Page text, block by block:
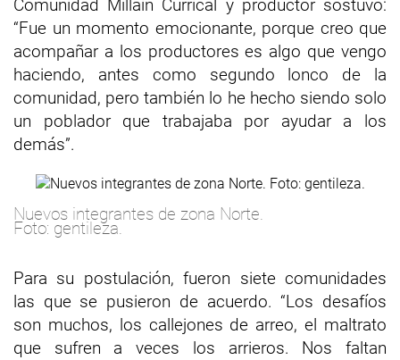
Comunidad Millaín Currical y productor sostuvo:
“Fue un momento emocionante, porque creo que
acompañar a los productores es algo que vengo
haciendo, antes como segundo lonco de la
comunidad, pero también lo he hecho siendo solo
un poblador que trabajaba por ayudar a los
demás”.
Nuevos integrantes de zona Norte.
Foto: gentileza.
Para su postulación, fueron siete comunidades
las que se pusieron de acuerdo. “Los desafíos
son muchos, los callejones de arreo, el maltrato
que sufren a veces los arrieros. Nos faltan